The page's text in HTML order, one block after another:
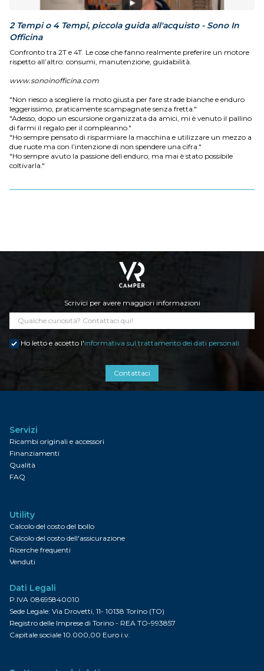
2 Tempi o 4 Tempi, piccola guida all'acquisto - Sono In
Officina
Confronto tra 2T e 4T. Le cose che fanno realmente preferire un motore
rispetto all’altro: consumi, manutenzione, guidabilità.
www.sonoinofficina.com
"Non riesco a scegliere la moto giusta per fare strade bianche e enduro
leggerissimo, praticamente scampagnate senza fretta."
"Adesso, dopo un escursione organizzata da amici, mi è venuto il pallino
di farmi il regalo per il compleanno."
"Ho sempre pensato di risparmiare la macchina e utilizzare un mezzo a
due ruote ma con l’intenzione di non spendere una cifra."
"Ho sempre avuto la passione dell enduro, ma mai è stato possibile
coltivarla."
Scrivici per avere maggiori informazioni
Ho letto e accetto l'informativa sul trattamento dei dati personali
Contattaci
Servizi
Ricambi originali e accessori
Finanziamenti
Qualità
FAQ
Utility
Calcolo del costo del bollo
Calcolo del costo dell'assicurazione
Ricerche frequenti
Venduti
Dati Legali
P.IVA 08695840010
Sede Legale: Via Drovetti, 11- 10138 Torino (TO)
Registro delle Imprese di Torino - REA TO-993857
Capitale sociale 10.000,00 Euro i.v.